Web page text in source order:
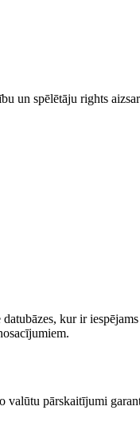
un spēlētāju rights
kur ir
pārskaitījumi